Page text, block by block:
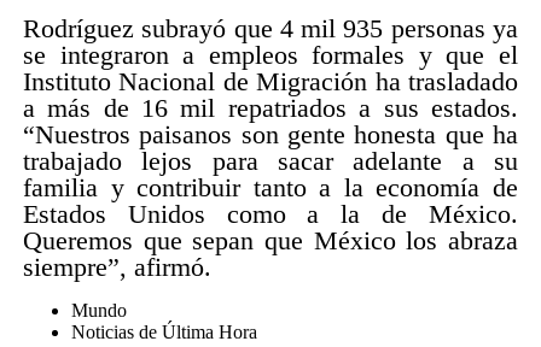
Rodríguez subrayó que 4 mil 935 personas ya
se integraron a empleos formales y que el
Instituto Nacional de Migración ha trasladado
a más de 16 mil repatriados a sus estados.
“Nuestros paisanos son gente honesta que ha
trabajado lejos para sacar adelante a su
familia y contribuir tanto a la economía de
Estados Unidos como a la de México.
Queremos que sepan que México los abraza
siempre”, afirmó.
Mundo
Noticias de Última Hora